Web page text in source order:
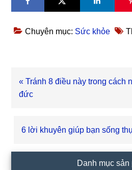
Chuyên mục: Sức khỏe
Bài
viết
« Tránh 8 điều này trong cách
đức
Bài
6 lời khuyên giúp bạn sống
Danh mục sản